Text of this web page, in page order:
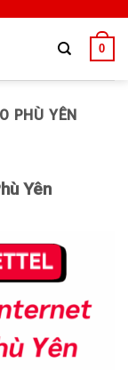
0
PHÙ YÊN
Yên